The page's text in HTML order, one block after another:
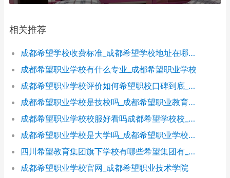
相关推荐
成都希望学校收费标准_成都希望学校地址在哪里呀
成都希望职业学校有什么专业_成都希望职业学校
成都希望职业学校评价如何希望职校口碑到底_成都希望职业学校烹饪专业
成都希望职业学校是技校吗_成都希望职业教育学校
成都希望职业学校校服好看吗成都希望学校校_成都希望职业学校官网
成都希望职业学校是大学吗_成都希望职业学校官网
四川希望教育集团旗下学校有哪些希望集团有_四川希望教育集团官网
成都希望职业学校官网_成都希望职业技术学院